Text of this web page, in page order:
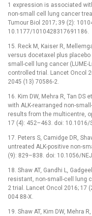
1 expression is associated
non-small cell lung cancer
Tumour Biol 2017; 39 (2):
10.1177/1010428317691186.
15. Reck M, Kaiser R,
versus docetaxel plus
small-cell lung cancer (LUME-
controlled trial. Lancet Oncol
2045 (13) 70586-2.
16. Kim DW, Mehra R, Tan
with ALK-rearranged non-
results from the multicentre,
17 (4): 452–463. doi: 10.1016/
17. Peters S, Camidge DR,
untreated ALK-positive non-
(9): 829–838. doi: 10.1056/
18. Shaw AT, Gandhi L,
resistant, non-small-cell lung
2 trial. Lancet Oncol 2016; 17
004 88-X.
19. Shaw AT, Kim DW, Mehra